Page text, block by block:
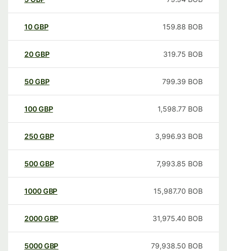
10GBP 159.88 BOB
20GBP 319.75 BOB
50GBP 799.39 BOB
100GBP 1,598.77 BOB
250GBP 3,996.93 BOB
500GBP 7,993.85 BOB
1000GBP 15,987.70 BOB
2000GBP 31,975.40 BOB
5000GBP 79,938.50 BOB